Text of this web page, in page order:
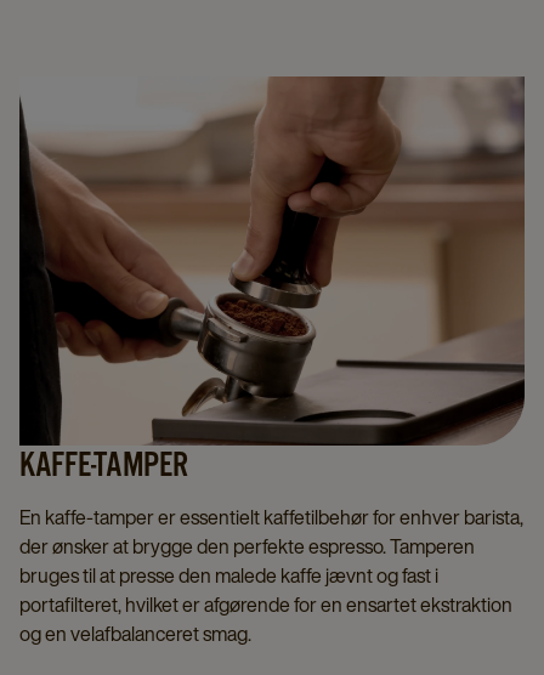
KAFFE-TAMPER
En kaffe-tamper er essentielt kaffetilbehør for enhver barista,
der ønsker at brygge den perfekte espresso. Tamperen
bruges til at presse den malede kaffe jævnt og fast i
portafilteret, hvilket er afgørende for en ensartet ekstraktion
og en velafbalanceret smag.